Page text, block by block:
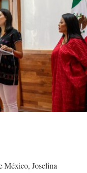
México, Josefina